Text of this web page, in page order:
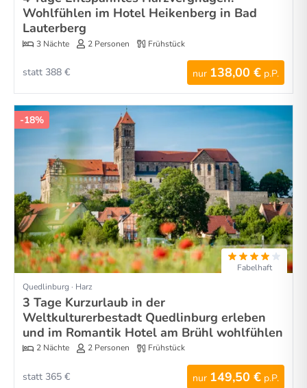
Wohlfühlen im Hotel Heikenberg in Bad
Lauterberg
3 Nächte 2 Personen Frühstück
nur 138,00 € p.P.
statt 388 €
-18%
Fabelhaft
Quedlinburg · Harz
3 Tage Kurzurlaub in der
Weltkulturerbestadt Quedlinburg erleben
und im Romantik Hotel am Brühl wohlfühlen
2 Nächte 2 Personen Frühstück
nur 149,50 € p.P.
statt 365 €